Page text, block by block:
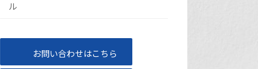
ル
お問い合わせはこちら